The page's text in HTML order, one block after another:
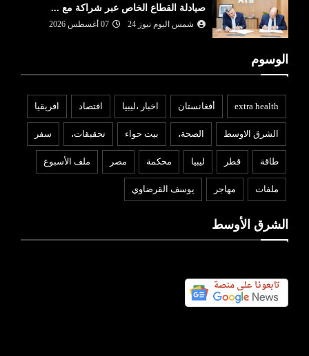
صيادلة القطاع الخاص عبر شراكة مع ...
شمس اليوم نيوز 24 07 أغسطس 2026
الوسوم
extra health أفغانستان اخبار ،ليبيا افتصاد افريقيا
الشرق الاوسط الصحة، بيت حواء تحقيقات، سفر
طاقة قطر ليبيا محكمة مصر ملف الأسبوع
ملفات مهاجر يوسف القرضاوي
الشرق الأوسط